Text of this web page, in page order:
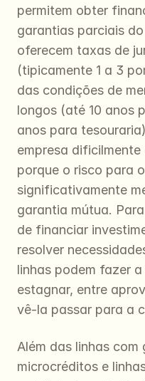
permitem obter
garantias parciais
oferecem taxas de
(tipicamente 1 a 3
das condições de
longos (até 10 anos
anos para
empresa
porque o risco para
significativamente
garantia mútua.
de financiar
resolver
linhas podem fazer
estagnar, entre
vê-la passar para a
Além das linhas
microcréditos e